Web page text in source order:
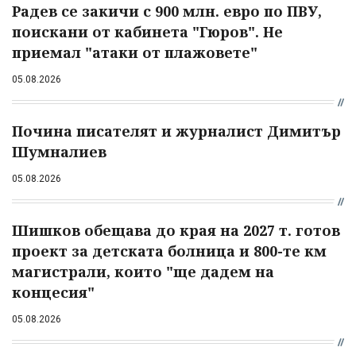
Радев се закичи с 900 млн. евро по ПВУ,
поискани от кабинета "Гюров". Не
приемал "атаки от плажовете"
05.08.2026
Почина писателят и журналист Димитър
Шумналиев
05.08.2026
Шишков обещава до края на 2027 т. готов
проект за детската болница и 800-те км
магистрали, които "ще дадем на
концесия"
05.08.2026